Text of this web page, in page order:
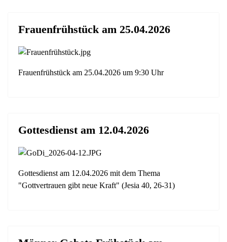
Frauenfrühstück am 25.04.2026
Frauenfrühstück am 25.04.2026 um 9:30 Uhr
Gottesdienst am 12.04.2026
Gottesdienst am 12.04.2026 mit dem Thema
"Gottvertrauen gibt neue Kraft" (Jesia 40, 26-31)